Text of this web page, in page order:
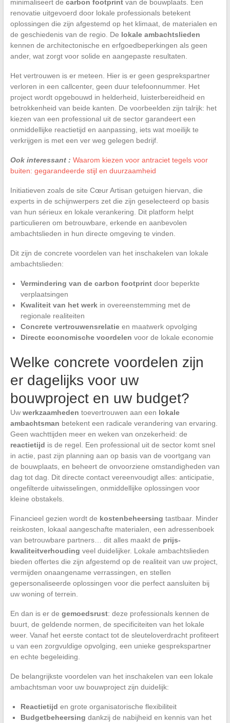
minimaliseert de carbon footprintvan de bouwplaats. Een
renovatie uitgevoerd door lokale professionals betekent
oplossingen die zijn afgestemd op het klimaat, de materialen en
de geschiedenis van de regio. De lokale ambachtslieden
kennen de architectonische en erfgoedbeperkingen als geen
ander, wat zorgt voor solide en aangepaste resultaten.
Het vertrouwen is er meteen. Hier is er geen gesprekspartner
verloren in een callcenter, geen duur telefoonnummer. Het
project wordt opgebouwd in helderheid, luisterbereidheid en
betrokkenheid van beide kanten. De voorbeelden zijn talrijk: het
kiezen van een professional uit de sector garandeert een
onmiddellijke reactietijd en aanpassing, iets wat moeilijk te
verkrijgen is met een ver weg gelegen bedrijf.
Ook interessant : Waarom kiezen voor antraciet tegels voor
buiten: gegarandeerde stijl en duurzaamheid
Initiatieven zoals de site Cœur Artisan getuigen hiervan, die
experts in de schijnwerpers zet die zijn geselecteerd op basis
van hun sérieux en lokale verankering. Dit platform helpt
particulieren om betrouwbare, erkende en aanbevolen
ambachtslieden in hun directe omgeving te vinden.
Dit zijn de concrete voordelen van het inschakelen van lokale
ambachtslieden:
Vermindering van de carbon footprintdoor beperkte
verplaatsingen
Kwaliteit van het werkin overeenstemming met de
regionale realiteiten
Concrete vertrouwensrelatieen maatwerk opvolging
Directe economische voordelen voor de lokale economie
Welke concrete voordelen zijn
er dagelijks voor uw
bouwproject en uw budget?
Uw werkzaamheden toevertrouwen aan een lokale
ambachtsman betekent een radicale verandering van ervaring.
Geen wachttijden meer en weken van onzekerheid: de
reactietijd is de regel. Een professional uit de sector komt snel
in actie, past zijn planning aan op basis van de voortgang van
de bouwplaats, en beheert de onvoorziene omstandigheden van
dag tot dag. Dit directe contact vereenvoudigt alles: anticipatie,
ongefilterde uitwisselingen, onmiddellijke oplossingen voor
kleine obstakels.
Financieel gezien wordt de kostenbeheersing tastbaar. Minder
reiskosten, lokaal aangeschafte materialen, een adressenboek
van betrouwbare partners… dit alles maakt de prijs-
kwaliteitverhouding veel duidelijker. Lokale ambachtslieden
bieden offertes die zijn afgestemd op de realiteit van uw project,
vermijden onaangename verrassingen, en stellen
gepersonaliseerde oplossingen voor die perfect aansluiten bij
uw woning of terrein.
En dan is er de gemoedsrust: deze professionals kennen de
buurt, de geldende normen, de specificiteiten van het lokale
weer. Vanaf het eerste contact tot de sleuteloverdracht profiteert
u van een zorgvuldige opvolging, een unieke gesprekspartner
en echte begeleiding.
De belangrijkste voordelen van het inschakelen van een lokale
ambachtsman voor uw bouwproject zijn duidelijk:
Reactietijd en grote organisatorische flexibiliteit
Budgetbeheersing dankzij de nabijheid en kennis van het